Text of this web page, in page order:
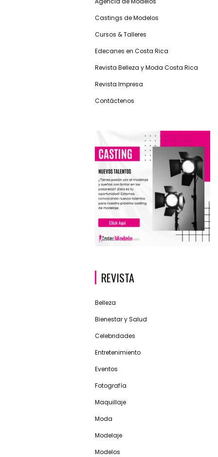
Castings de Modelos
Cursos & Talleres
Edecanes en Costa Rica
Revista Belleza y Moda Costa Rica
Revista Impresa
Contáctenos
REVISTA
Belleza
Bienestar y Salud
Celebridades
Entretenimiento
Eventos
Fotografía
Maquillaje
Moda
Modelaje
Modelos